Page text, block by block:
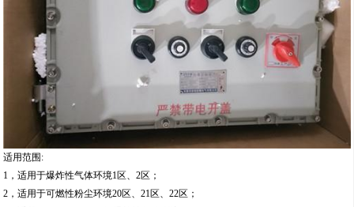
适用范围:
1，适用于爆炸性气体环境1区、2区；
2，适用于可燃性粉尘环境20区、21区、22区；